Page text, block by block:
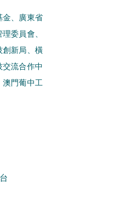
金、廣東省
委員會、
創新局、橫
流合作中
門葡中工